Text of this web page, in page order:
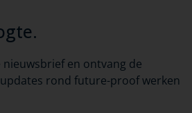
en ontvang de
rond future-proof werken